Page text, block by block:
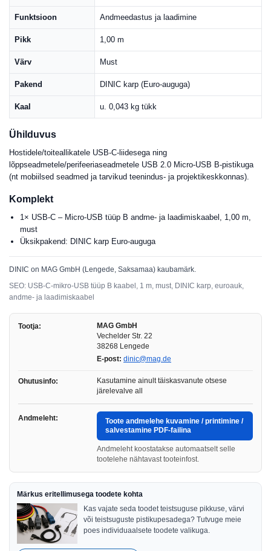
Funktsioon Andmeedastus ja laadimine
Pikk 1,00 m
Värv Must
Pakend DINIC karp (Euro-auguga)
Kaal u. 0,043 kg tükk
Ühilduvus
Hostidele/toiteallikatele USB-C-liidesega ning
lõppseadmetele/perifeeriaseadmetele USB 2.0 Micro-USB B-pistikuga
(nt mobiilsed seadmed ja tarvikud teenindus- ja projektikeskkonnas).
Komplekt
1× USB-C – Micro-USB tüüp B andme- ja laadimiskaabel, 1,00 m,
must
Üksikpakend: DINIC karp Euro-auguga
DINIC on MAG GmbH (Lengede, Saksamaa) kaubamärk.
SEO: USB-C-mikro-USB tüüp B kaabel, 1 m, must, DINIC karp, euroauk,
andme- ja laadimiskaabel
Tootja:
MAG GmbH
Vechelder Str. 22
38268 Lengede
E-post: dinic@mag.de
Ohutusinfo:
Kasutamine ainult täiskasvanute otsese
järelevalve all
Andmeleht:
Toote andmelehe kuvamine / printimine /
salvestamine PDF-failina
Andmeleht koostatakse automaatselt selle
tootelehe nähtavast tooteinfost.
Märkus eritellimusega toodete kohta
Kas vajate seda toodet teistsuguse pikkuse, värvi
või teistsuguste pistikupesadega? Tutvuge meie
poes individuaalsete toodete valikuga.